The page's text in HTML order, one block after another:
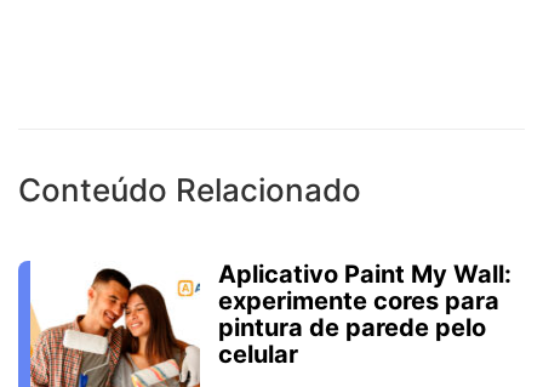
Conteúdo Relacionado
Aplicativo Paint My Wall:
experimente cores para
pintura de parede pelo
celular